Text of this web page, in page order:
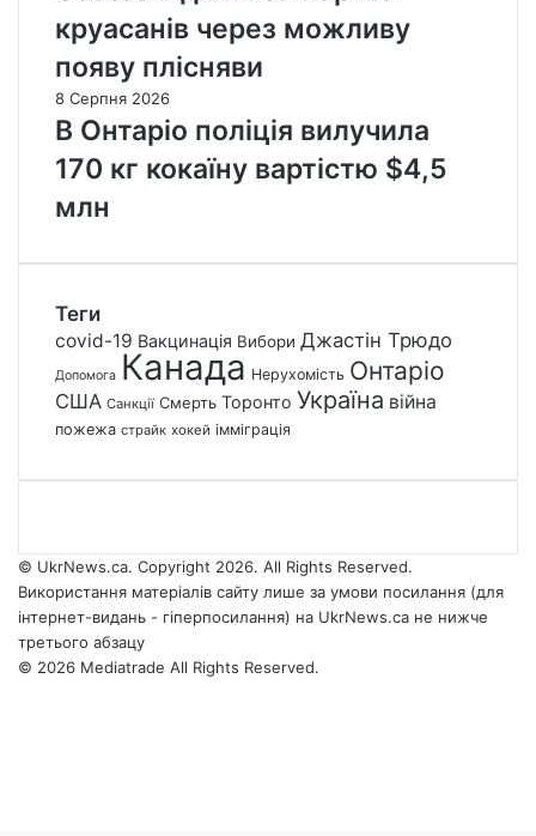
круасанів через можливу
появу плісняви
8 Серпня 2026
В Онтаріо поліція вилучила
170 кг кокаїну вартістю $4,5
млн
Теги
covid-19 Вакцинація Вибори Джастін Трюдо
Допомога Канада Нерухомість Онтаріо
США Санкції Смерть Торонто Україна війна
пожежа страйк хокей імміграція
© UkrNews.ca. Copyright 2026. All Rights Reserved.
Використання матеріалів сайту лише за умови посилання (для
інтернет-видань - гіперпосилання) на UkrNews.ca не нижче
третього абзацу
© 2026 Mediatrade All Rights Reserved.